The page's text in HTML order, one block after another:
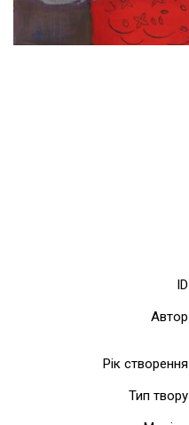
ID
Автор
Рік створення
Тип твору